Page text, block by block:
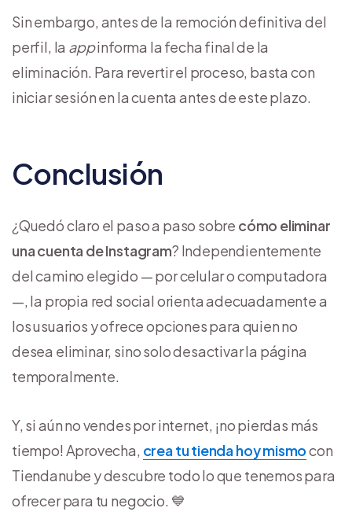
Sin embargo, antes de la remoción definitiva del
perfil, la appinforma la fecha final de la
eliminación. Para revertir el proceso, basta con
iniciar sesión en la cuenta antes de este plazo.
Conclusión
¿Quedó claro el paso a paso sobre cómo eliminar
una cuenta de Instagram? Independientemente
del camino elegido — por celular o computadora
—, la propia red social orienta adecuadamente a
los usuarios y ofrece opciones para quien no
desea eliminar, sino solo desactivar la página
temporalmente.
Y, si aún no vendes por internet, ¡no pierdas más
tiempo! Aprovecha, crea tu tienda hoy mismocon
Tiendanube y descubre todo lo que tenemos para
ofrecer para tu negocio. 💙